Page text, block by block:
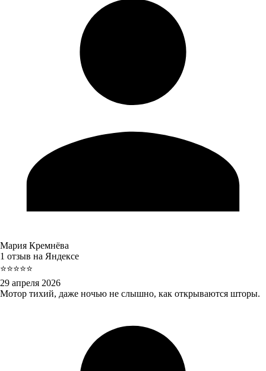
Мария Кремнёва
1 отзыв на Яндексе
⭐⭐⭐⭐⭐
29 апреля 2026
Мотор тихий, даже ночью не слышно, как открываются шторы.